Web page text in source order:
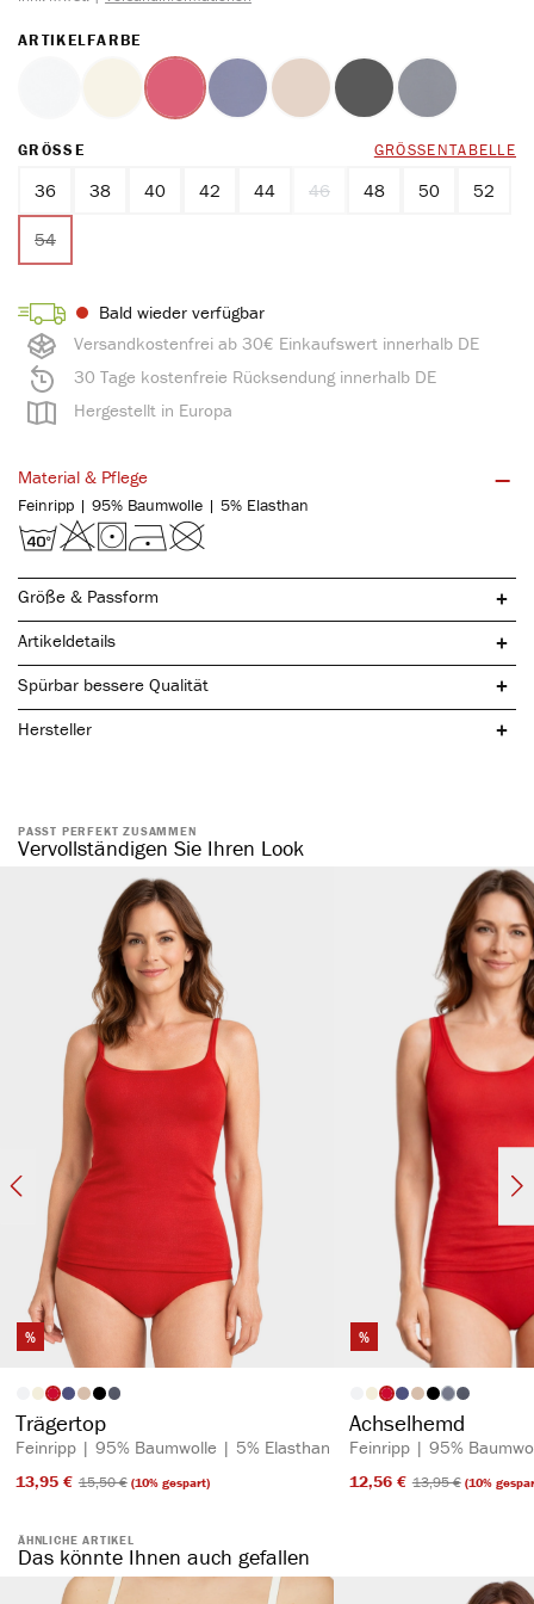
Versandkostenfrei ab 30€ Einkaufswert innerhalb DE
30 Tage kostenfreie Rücksendung innerhalb DE
Hergestellt in Europa
Bald wieder verfügbar
ARTIKELFARBE
(Diese Option ist zurzeit nicht verfügbar.)
(Diese Option ist zurzeit nicht verfügbar.)
(Diese Option ist zurzeit nicht verfügbar.)
marine
(Diese Option ist zurzeit nicht verfügbar.)
(Diese Option ist zurzeit nicht
schwarz
(Diese Option ist zurzeit
blue
(Diese Option
GRÖSSE AUSWÄHLEN GRÖSSENTABELLE
36 38 40 42 44 46(Diese Option ist zurzeit nicht
48 50 52
54(Diese Option ist zurzeit nicht verfügbar.)
Material & Pflege
Feinripp | 95% Baumwolle | 5% Elasthan
Größe & Passform
Artikeldetails
natürliche Baumwolle
komfortabler, elastischer Bund
ohne störende Seitennaht
formstabil & elastisch
hautsympathisch & temperaturregulierend
atmungsaktiv
Spürbar bessere Qualität
Hersteller
PASST PERFEKT ZUSAMMEN
Vervollständigen Sie Ihren Look
%
Artikelfarbeauswählen
Trägertop
Feinripp | 95% Baumwolle | 5% Elasthan
13,95 €​ 15,50 €​(10% gespart)
%
Artikelfarbe(Diese Option
Achselhemd
Feinripp | 95%
12,56 €​ 13,95 €​(10%
ÄHNLICHE ARTIKEL
Das könnte Ihnen auch gefallen